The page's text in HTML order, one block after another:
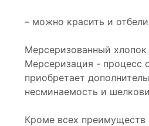
– можно красить и
Мерсеризованный хлопок
Мерсеризация - процесс
приобретает
несминаемость и
Кроме всех преимуществ